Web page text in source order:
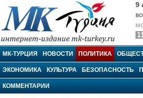
МК-Турция
9
МК-ТУРЦИЯ НОВОСТИ ПОЛИТИКА
ЭКОНОМИКА КУЛЬТУРА БЕЗОПАСНОСТЬ
КОММЕНТАРИИ